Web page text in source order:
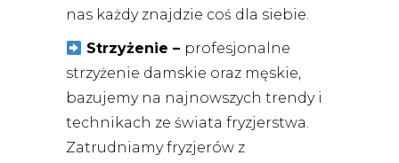
nas każdy znajdzie coś dla siebie.
Strzyżenie – profesjonalne
strzyżenie damskie oraz męskie,
bazujemy na najnowszych trendy i
technikach ze świata fryzjerstwa.
Zatrudniamy fryzjerów z